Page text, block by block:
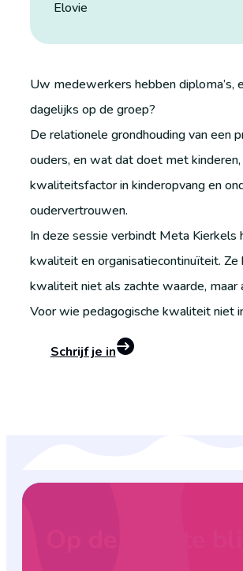
Elovie
Uw medewerkers hebben diploma’s,
dagelijks op de groep?
De relationele grondhouding van een
ouders, en wat dat doet met
kwaliteitsfactor in kinderopvang en
oudervertrouwen.
In deze sessie verbindt Meta Kierkels
kwaliteit en organisatiecontinuïteit.
kwaliteit niet als zachte waarde,
Voor wie pedagogische kwaliteit niet
Schrijf je in